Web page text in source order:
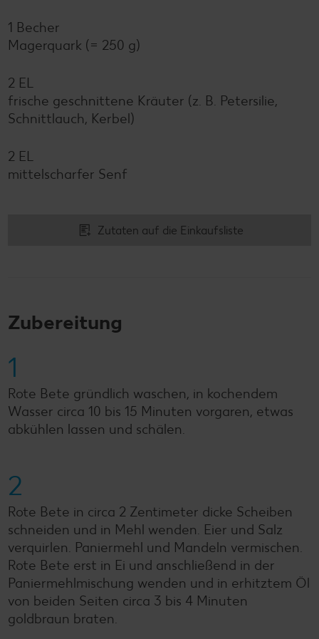
1 Becher
Magerquark (= 250 g)
2 EL
frische geschnittene Kräuter (z. B. Petersilie,
Schnittlauch, Kerbel)
2 EL
mittelscharfer Senf
Zutaten auf die Einkaufsliste
Zubereitung
1
Rote Bete gründlich waschen, in kochendem
Wasser circa 10 bis 15 Minuten vorgaren, etwas
abkühlen lassen und schälen.
2
Rote Bete in circa 2 Zentimeter dicke Scheiben
schneiden und in Mehl wenden. Eier und Salz
verquirlen. Paniermehl und Mandeln vermischen.
Rote Bete erst in Ei und anschließend in der
Paniermehlmischung wenden und in erhitztem Öl
von beiden Seiten circa 3 bis 4 Minuten
goldbraun braten.